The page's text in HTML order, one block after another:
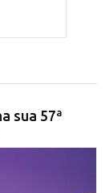
sua 57ª